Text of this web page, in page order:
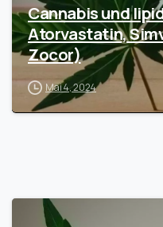
Cannabis und
Atorvastatin,
Zocor)
Mai 4, 2024